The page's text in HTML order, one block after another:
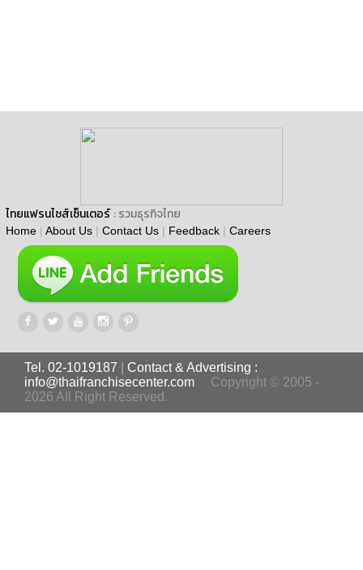
ไทยแฟรนไชส์เซ็นเตอร์ : รวมธุรกิจไทย
Home | About Us | Contact Us | Feedback | Careers
Tel. 02-1019187
Contact & Advertising :
info@thaifranchisecenter.com
Copyright © 2005 -
2026 All Right Reserved.